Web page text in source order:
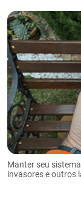
Manter seu
invasores e outros